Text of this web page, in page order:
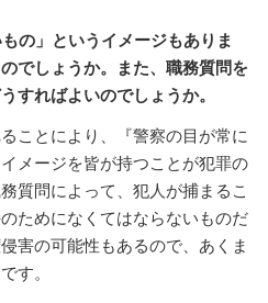
の」というイメージもありま
でしょうか。また、職務質問を
すればよいのでしょうか。
ことにより、『警察の目が常に
メージを皆が持つことが犯罪の
質問によって、犯人が捕まるこ
ためになくてはならないものだ
害の可能性もあるので、あくま
す。